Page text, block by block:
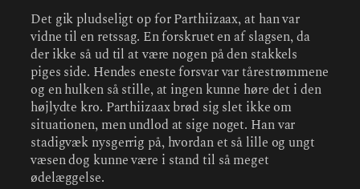
Det gik pludseligt op for Parthiizaax, at han var
vidne til en retssag. En forskruet en af slagsen, da
der ikke så ud til at være nogen på den stakkels
piges side. Hendes eneste forsvar var tårestrømmene
og en hulken så stille, at ingen kunne høre det i den
højlydte kro. Parthiizaax brød sig slet ikke om
situationen, men undlod at sige noget. Han var
stadigvæk nysgerrig på, hvordan et så lille og ungt
væsen dog kunne være i stand til så meget
ødelæggelse.